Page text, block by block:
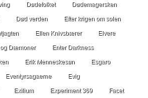
Dødefolket Dødemagersken
Død verden Efter krigen om solen
Ellen Knivsbærer Elvere
og Dæmoner Enter Darkness
Erik Menneskesøn Esgaro
Eventyrsagaerne Evig
Exilium Experiment 369 Facet